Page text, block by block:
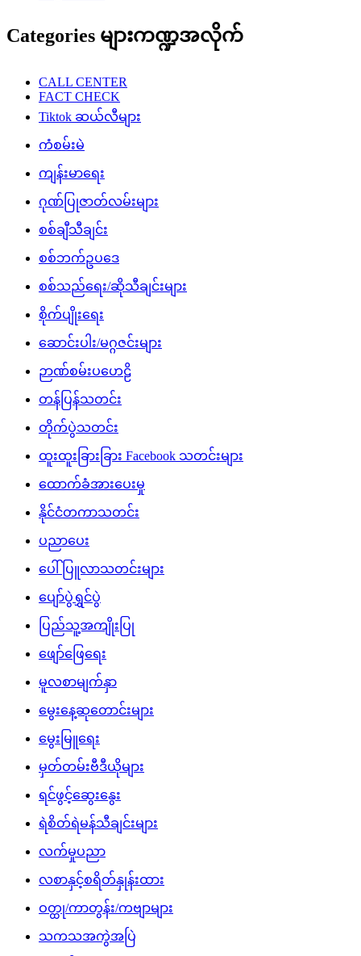
Categories များကဏ္ဍအလိုက်
CALL CENTER
FACT CHECK
Tiktok ဆယ်လီများ
ကံစမ်းမဲ
ကျန်းမာရေး
ဂုဏ်ပြုဇာတ်လမ်းများ
စစ်ချီသီချင်း
စစ်ဘက်ဥပဒေ
စစ်သည်ရေး/ဆိုသီချင်းများ
စိုက်ပျိုးရေး
ဆောင်းပါး/မဂ္ဂဇင်းများ
ဉာဏ်စမ်းပဟေဠိ
တန်ပြန်သတင်း
တိုက်ပွဲသတင်း
ထူးထူးခြားခြား Facebook သတင်းများ
ထောက်ခံအားပေးမှု
နိုင်ငံတကာသတင်း
ပညာပေး
ပေါ်ပြူလာသတင်းများ
ပျော်ပွဲရွှင်ပွဲ
ပြည်သူ့အကျိုးပြု
ဖျော်ဖြေရေး
မူလစာမျက်နှာ
မွေးနေ့ဆုတောင်းများ
မွေးမြူရေး
မှတ်တမ်းဗီဒီယိုများ
ရင်ဖွင့်ဆွေးနွေး
ရဲစိတ်ရဲမန်သီချင်းများ
လက်မှုပညာ
လစာနှင့်စရိတ်နှုန်းထား
ဝတ္ထု/ကာတွန်း/ကဗျာများ
သကသအကွဲအပြဲ